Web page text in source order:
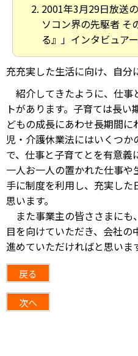
2001年3月29日放送
ソコン界の先駆者 そ
る』」インタビュア
充充実した生活に向け、自分
紹介してきたように、仕事
トがあります。子育ては長
どもの成長にあわせ長期間
児・介護休業法にはいくつ
で、仕事と子育てとを有意
一人お一人の置かれた仕事
手に制度を利用し、充実した
思います。
また事業主の皆ささまにも
目を向けていただき、会社
進めていただければと思いま
戻る
次へ